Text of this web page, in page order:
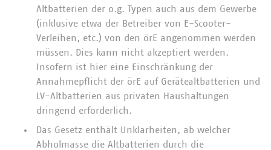
Altbatterien der o.g. Typen auch aus dem Gewerbe
(inklusive etwa der Betreiber von E-Scooter-
Verleihen, etc.) von den örE angenommen werden
müssen. Dies kann nicht akzeptiert werden.
Insofern ist hier eine Einschränkung der
Annahmepflicht der örE auf Gerätealtbatterien und
LV-Altbatterien aus privaten Haushaltungen
dringend erforderlich.
Das Gesetz enthält Unklarheiten, ab welcher
Abholmasse die Altbatterien durch die